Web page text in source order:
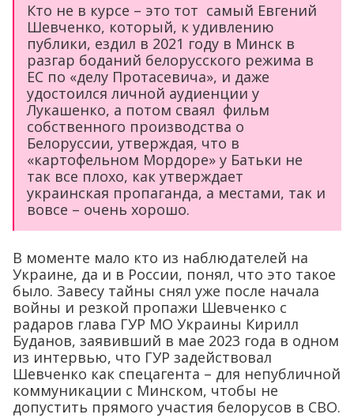
Кто не в курсе – это тот самый Евгений
Шевченко, который, к удивлению
публики, ездил в 2021 году в Минск в
разгар боданий белорусского режима в
ЕС по «делу Протасевича», и даже
удостоился личной аудиенции у
Лукашенко, а потом сваял фильм
собственного производства о
Белоруссии, утверждая, что в
«картофельном Мордоре» у Батьки не
так все плохо, как утверждает
украинская пропаганда, а местами, так и
вовсе – очень хорошо.
В моменте мало кто из наблюдателей на
Украине, да и в России, понял, что это такое
было. Завесу тайны снял уже после начала
войны и резкой пропажи Шевченко с
радаров глава ГУР МО Украины Кирилл
Буданов, заявивший в мае 2023 года в одном
из интервью, что ГУР задействовал
Шевченко как спецагента – для непубличной
коммуникации с Минском, чтобы не
допустить прямого участия белорусов в СВО.